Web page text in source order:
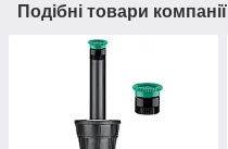
Подібні товари компанії